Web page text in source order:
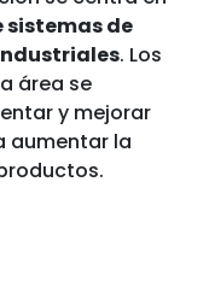
de
. Los
área se
y mejorar
aumentar la